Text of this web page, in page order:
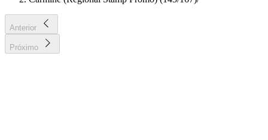
Anterior
Próximo